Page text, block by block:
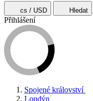
cs / USD Hledat
Přihlášení
Spojené království
Londýn